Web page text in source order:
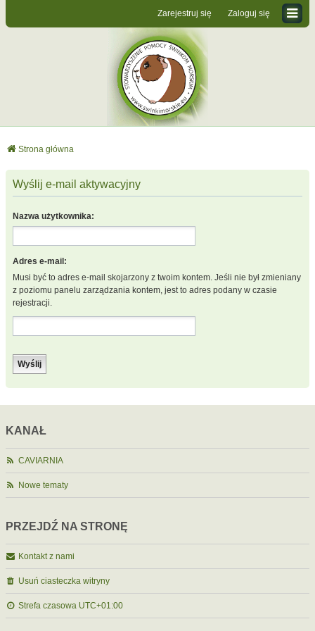
Zaloguj się
Zarejestruj się
Strona główna
Wyślij e-mail aktywacyjny
Nazwa użytkownika:
Adres e-mail:
Musi być to adres e-mail skojarzony z twoim kontem. Jeśli nie był zmieniany
z poziomu panelu zarządzania kontem, jest to adres podany w czasie
rejestracji.
KANAŁ
CAVIARNIA
Nowe tematy
PRZEJDŹ NA STRONĘ
Kontakt z nami
Usuń ciasteczka witryny
Strefa czasowa UTC+01:00